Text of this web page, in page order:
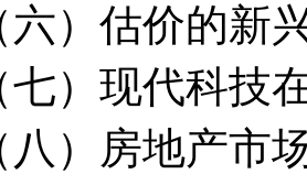
六） 估价的新
七） 现代科技
八）房地产市